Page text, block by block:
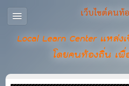
เว็บไซต์คนท้
Local Learn Center แหล่
โดยคนท้องถิ่น เ